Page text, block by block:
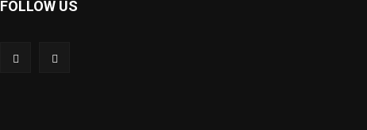
FOLLOW US